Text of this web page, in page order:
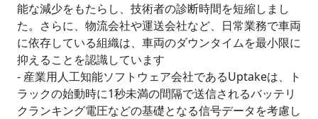
能な減少をもたらし、技術者の診断時間を短縮しまし
た。さらに、物流会社や運送会社など、日常業務で車両
に依存している組織は、車両のダウンタイムを最小限に
抑えることを認識しています
- 産業用人工知能ソフトウェア会社であるUptakeは、ト
ラックの始動時に1秒未満の間隔で送信されるバッテリ
クランキング電圧などの基礎となる信号データを考慮し